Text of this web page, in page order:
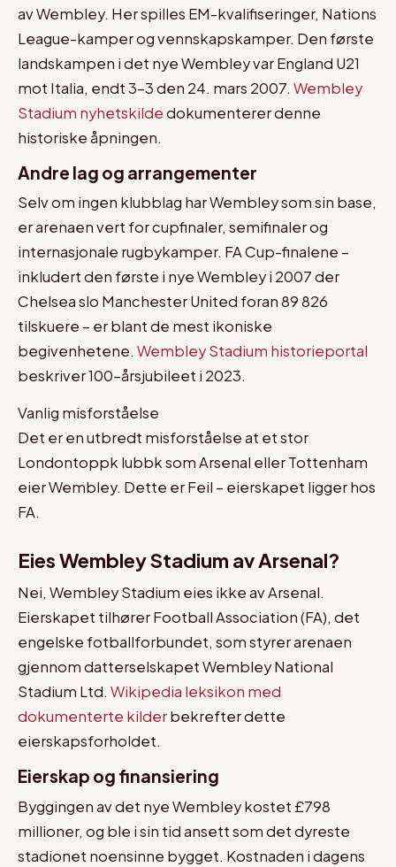
av Wembley. Her spilles EM-kvalifiseringer, Nations
League-kamper og vennskapskamper. Den første
landskampen i det nye Wembley var England U21
mot Italia, endt 3–3 den 24. mars 2007. Wembley
Stadium nyhetskildedokumenterer denne
historiske åpningen.
Andre lag og arrangementer
Selv om ingen klubblag har Wembley som sin base,
er arenaen vert for cupfinaler, semifinaler og
internasjonale rugbykamper. FA Cup-finalene –
inkludert den første i nye Wembley i 2007 der
Chelsea slo Manchester United foran 89 826
tilskuere – er blant de mest ikoniske
begivenhetene. Wembley Stadium historieportal
beskriver 100-årsjubileet i 2023.
Vanlig misforståelse
Det er en utbredt misforståelse at et stor
Londontoppk lubbk som Arsenal eller Tottenham
eier Wembley. Dette er Feil – eierskapet ligger hos
FA.
Eies Wembley Stadium av Arsenal?
Nei, Wembley Stadium eies ikke av Arsenal.
Eierskapet tilhører Football Association (FA), det
engelske fotballforbundet, som styrer arenaen
gjennom datterselskapet Wembley National
Stadium Ltd. Wikipedia leksikon med
dokumenterte kilderbekrefter dette
eierskapsforholdet.
Eierskap og finansiering
Byggingen av det nye Wembley kostet £798
millioner, og ble i sin tid ansett som det dyreste
stadionet noensinne bygget. Kostnaden i dagens